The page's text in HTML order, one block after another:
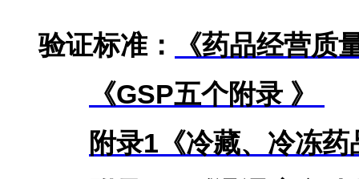
验证标准：
《药品经营质
《GSP五个附录 》
附录1 《冷藏、冷冻